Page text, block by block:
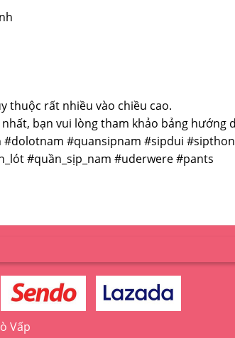
thuộc rất nhiều vào chiều cao.
bạn vui lòng tham khảo bảng hướng
#quansipnam #sipdui
#quần_sịp_nam #uderwere #pants
Vấp